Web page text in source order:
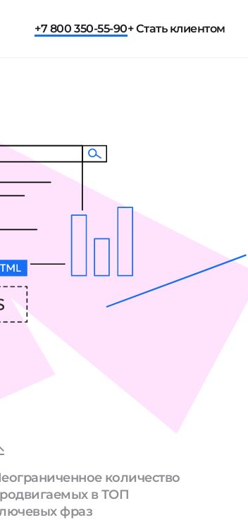
+7 800 350-55-90+ Стать клиентом
количество
в ТОП
фраз